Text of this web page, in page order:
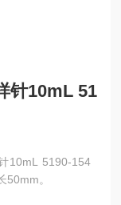
针10mL 51
10mL 5190-154
50mm。